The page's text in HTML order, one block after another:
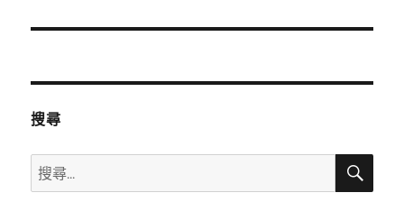
搜尋
搜
尋
搜